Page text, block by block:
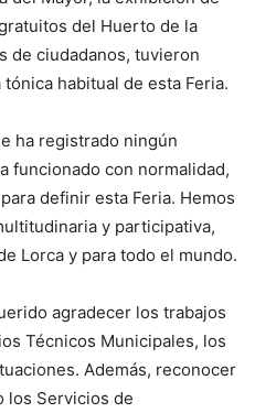
del Huerto de la
de ciudadanos, tuvieron
habitual de esta Feria.
ha registrado ningún
funcionado con normalidad,
definir esta Feria. Hemos
y participativa,
Lorca y para todo el mundo.
agradecer los trabajos
Técnicos Municipales, los
Además, reconocer
los Servicios de